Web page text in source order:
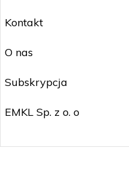
Kontakt
O nas
Subskrypcja
EMKL Sp. z o. o